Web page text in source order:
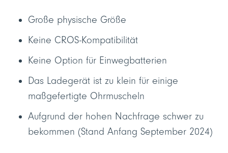
Große physische Größe
Keine CROS-Kompatibilität
Keine Option für Einwegbatterien
Das Ladegerät ist zu klein für einige
maßgefertigte Ohrmuscheln
Aufgrund der hohen Nachfrage schwer zu
bekommen (Stand Anfang September 2024)